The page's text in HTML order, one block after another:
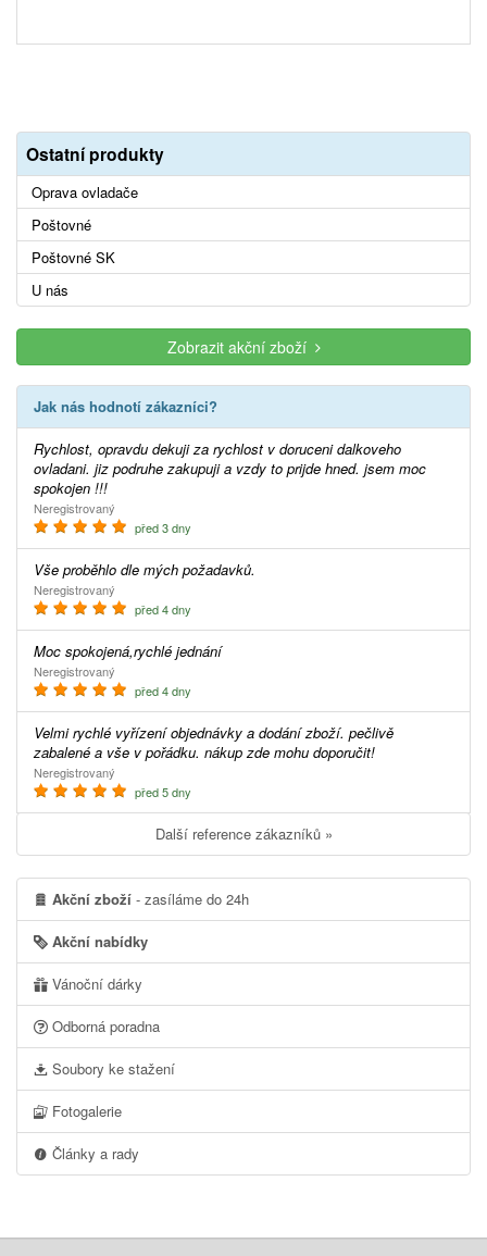
Ostatní produkty
Oprava ovladače
Poštovné
Poštovné SK
U nás
Zobrazit akční zboží
Jak nás hodnotí zákazníci?
Rychlost, opravdu dekuji za rychlost v doruceni dalkoveho
ovladani. jiz podruhe zakupuji a vzdy to prijde hned. jsem moc
spokojen !!!
Neregistrovaný
před 3 dny
Vše proběhlo dle mých požadavků.
Neregistrovaný
před 4 dny
Moc spokojená,rychlé jednání
Neregistrovaný
před 4 dny
Velmi rychlé vyřízení objednávky a dodání zboží. pečlivě
zabalené a vše v pořádku. nákup zde mohu doporučit!
Neregistrovaný
před 5 dny
Další reference zákazníků »
Akční zboží - zasíláme do 24h
Akční nabídky
Vánoční dárky
Odborná poradna
Soubory ke stažení
Fotogalerie
Články a rady